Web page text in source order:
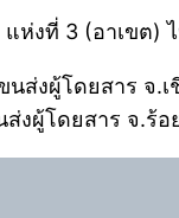
ห่งที่ 3 (อาเขต)
นส่งผู้โดยสาร จ.
งผู้โดยสาร จ.ร้อ